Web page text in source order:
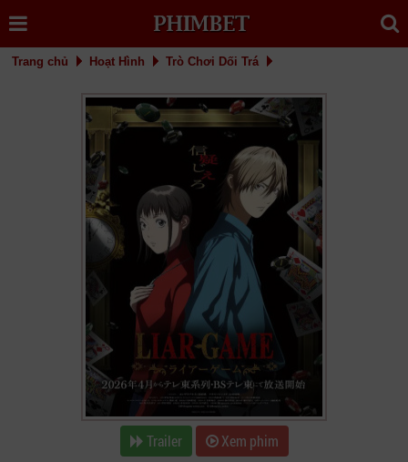
Trang chủ Hoạt Hình Trò Chơi Dối Trá
Trailer Xem phim